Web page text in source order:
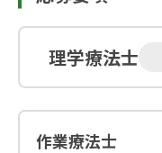
理学療法士
作業療法士